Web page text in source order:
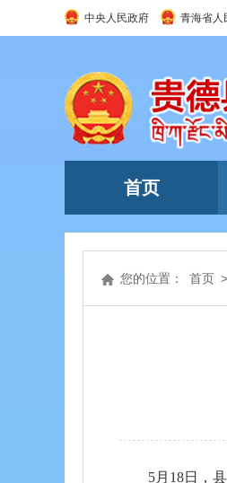
中央人民政府 青海省人
首页
您的位置： 首页 >
5月18日，